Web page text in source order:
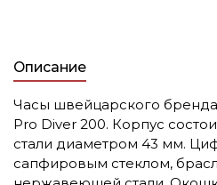
Описание
Часы швейцарского
Pro Diver 200. Корпус
стали диаметром 43 мм.
сапфировым стеклом,